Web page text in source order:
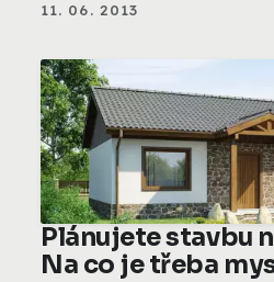
11. 06. 2013
Plánujete stavbu
Na co je třeba